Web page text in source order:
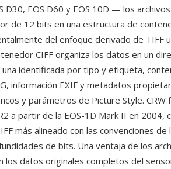
EOS D60 y EOS 10D — los archivos
de 12 bits en una estructura de
del enfoque derivado de TIFF
CIFF organiza los datos en un
identificada por tipo y etiqueta,
información EXIF y metadatos
y parámetros de Picture Style. CRW
a partir de la EOS-1D Mark II en 2004,
más alineado con las convenciones de
de bits. Una ventaja de los
los datos originales completos del